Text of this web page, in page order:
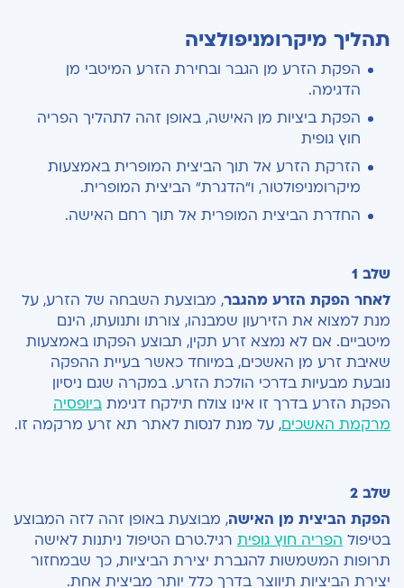
תהליך מיקרומניפולציה
הפקת הזרע מן הגבר ובחירת הזרע המיטבי מן
הדגימה.
הפקת ביציות מן האישה, באופן זהה לתהליך הפריה
חוץ גופית
הזרקת הזרע אל תוך הביצית המופרית באמצעות
מיקרומניפולטור, ו“הדגרת“ הביצית המופרית.
החדרת הביצית המופרית אל תוך רחם האישה.
שלב 1
לאחר הפקת הזרע מהגבר, מבוצעת השבחה של הזרע, על
מנת למצוא את הזירעון שמבנהו, צורתו ותנועתו, הינם
מיטביים. אם לא נמצא זרע תקין, תבוצע הפקתו באמצעות
שאיבת זרע מן האשכים, במיוחד כאשר בעיית ההפקה
נובעת מבעיות בדרכי הולכת הזרע. במקרה שגם ניסיון
הפקת הזרע בדרך זו אינו צולח תילקח דגימת ביופסיה
מרקמת האשכים, על מנת לנסות לאתר תא זרע מרקמה זו.
שלב 2
הפקת הביצית מן האישה, מבוצעת באופן זהה לזה המבוצע
בטיפול הפריה חוץ גופית רגיל.טרם הטיפול ניתנות לאישה
תרופות המשמשות להגברת יצירת הביציות, כך שבמחזור
יצירת הביציות תיווצר בדרך כלל יותר מביצית אחת.